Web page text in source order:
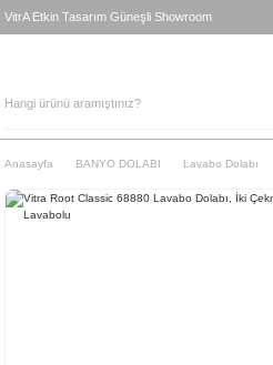
VitrA Etkin Tasarım Güneşli Showroom
Anasayfa BANYO DOLABI Lavabo Dolabı